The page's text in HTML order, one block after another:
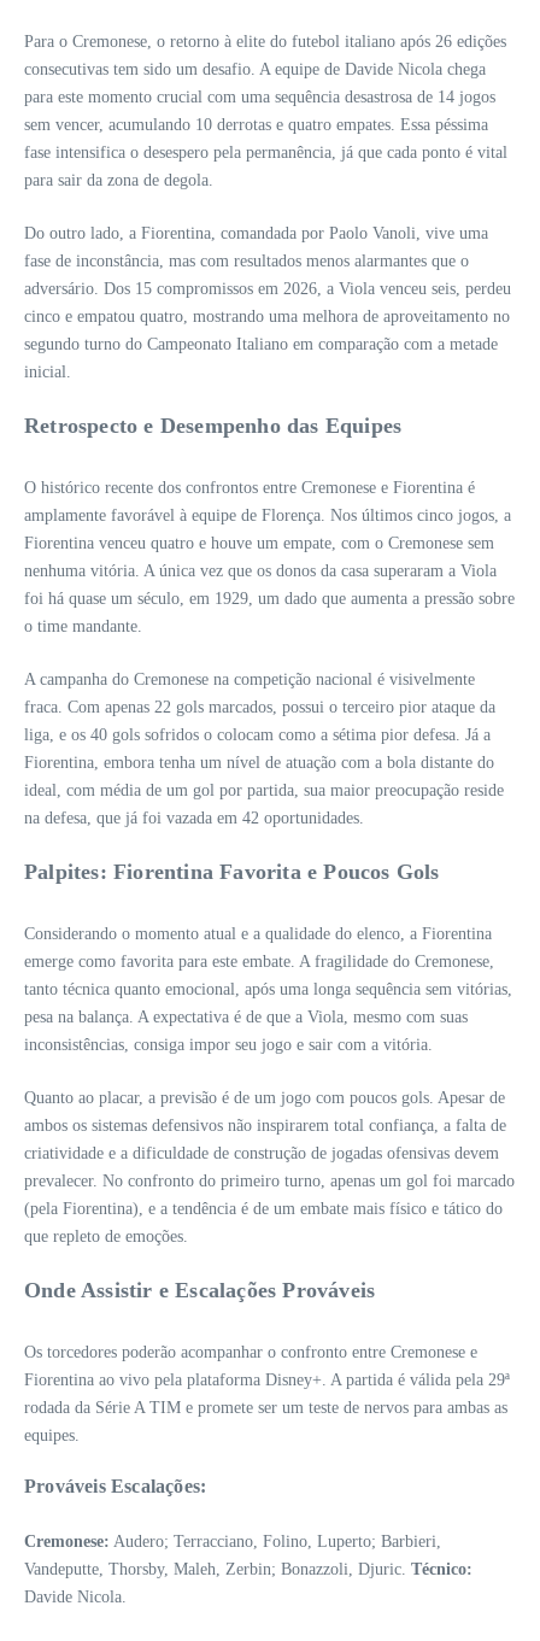
Para o Cremonese, o retorno à elite do futebol italiano após 26 edições
consecutivas tem sido um desafio. A equipe de Davide Nicola chega
para este momento crucial com uma sequência desastrosa de 14 jogos
sem vencer, acumulando 10 derrotas e quatro empates. Essa péssima
fase intensifica o desespero pela permanência, já que cada ponto é vital
para sair da zona de degola.
Do outro lado, a Fiorentina, comandada por Paolo Vanoli, vive uma
fase de inconstância, mas com resultados menos alarmantes que o
adversário. Dos 15 compromissos em 2026, a Viola venceu seis, perdeu
cinco e empatou quatro, mostrando uma melhora de aproveitamento no
segundo turno do Campeonato Italiano em comparação com a metade
inicial.
Retrospecto e Desempenho das Equipes
O histórico recente dos confrontos entre Cremonese e Fiorentina é
amplamente favorável à equipe de Florença. Nos últimos cinco jogos, a
Fiorentina venceu quatro e houve um empate, com o Cremonese sem
nenhuma vitória. A única vez que os donos da casa superaram a Viola
foi há quase um século, em 1929, um dado que aumenta a pressão sobre
o time mandante.
A campanha do Cremonese na competição nacional é visivelmente
fraca. Com apenas 22 gols marcados, possui o terceiro pior ataque da
liga, e os 40 gols sofridos o colocam como a sétima pior defesa. Já a
Fiorentina, embora tenha um nível de atuação com a bola distante do
ideal, com média de um gol por partida, sua maior preocupação reside
na defesa, que já foi vazada em 42 oportunidades.
Palpites: Fiorentina Favorita e Poucos Gols
Considerando o momento atual e a qualidade do elenco, a Fiorentina
emerge como favorita para este embate. A fragilidade do Cremonese,
tanto técnica quanto emocional, após uma longa sequência sem vitórias,
pesa na balança. A expectativa é de que a Viola, mesmo com suas
inconsistências, consiga impor seu jogo e sair com a vitória.
Quanto ao placar, a previsão é de um jogo com poucos gols. Apesar de
ambos os sistemas defensivos não inspirarem total confiança, a falta de
criatividade e a dificuldade de construção de jogadas ofensivas devem
prevalecer. No confronto do primeiro turno, apenas um gol foi marcado
(pela Fiorentina), e a tendência é de um embate mais físico e tático do
que repleto de emoções.
Onde Assistir e Escalações Prováveis
Os torcedores poderão acompanhar o confronto entre Cremonese e
Fiorentina ao vivo pela plataforma Disney+. A partida é válida pela 29ª
rodada da Série A TIM e promete ser um teste de nervos para ambas as
equipes.
Prováveis Escalações:
Cremonese: Audero; Terracciano, Folino, Luperto; Barbieri,
Vandeputte, Thorsby, Maleh, Zerbin; Bonazzoli, Djuric. Técnico:
Davide Nicola.